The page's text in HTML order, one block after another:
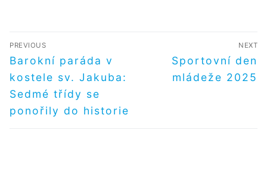
NAVIGACE
PRO
PŘÍSPĚVEK
PREVIOUS
Předchozí
příspěvek
Barokní paráda v
kostele sv. Jakuba:
Sedmé třídy se
ponořily do historie
NEXT
Další
příspěvek
Sportovní den
mládeže 2025